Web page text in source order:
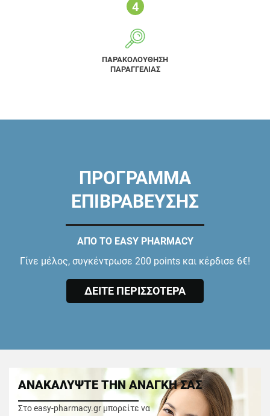
ΠΑΡΑΚΟΛΟΥΘΗΣΗ
ΠΑΡΑΓΓΕΛΙΑΣ
ΠΡΟΓΡΑΜΜΑ
ΕΠΙΒΡΑΒΕΥΣΗΣ
ΑΠΟ ΤΟ EASY PHARMACY
Γίνε μέλος, συγκέντρωσε 200 points και κέρδισε 6€!
ΔΕΙΤΕ ΠΕΡΙΣΣΟΤΕΡΑ
ΑΝΑΚΑΛΥΨΤΕ ΤΗΝ ΑΝΑΓΚΗ ΣΑΣ
Στο easy-pharmacy.gr μπορείτε να